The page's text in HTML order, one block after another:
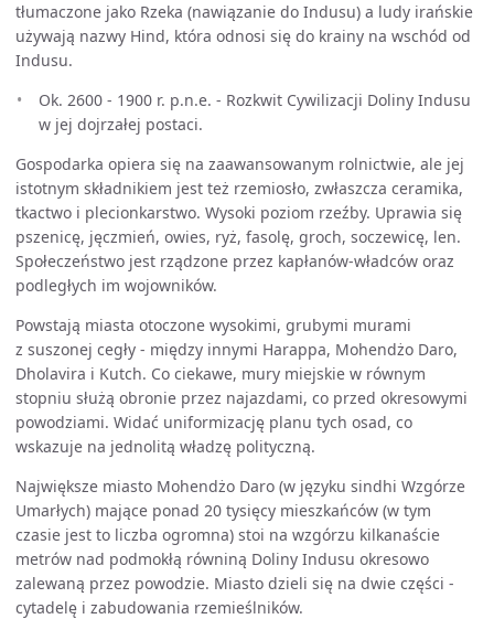
tłumaczone jako Rzeka (nawiązanie do Indusu) a ludy irańskie
używają nazwy Hind, która odnosi się do krainy na wschód od
Indusu.
Ok. 2600 - 1900 r. p.n.e. - Rozkwit Cywilizacji Doliny Indusu
w jej dojrzałej postaci.
Gospodarka opiera się na zaawansowanym rolnictwie, ale jej
istotnym składnikiem jest też rzemiosło, zwłaszcza ceramika,
tkactwo i plecionkarstwo. Wysoki poziom rzeźby. Uprawia się
pszenicę, jęczmień, owies, ryż, fasolę, groch, soczewicę, len.
Społeczeństwo jest rządzone przez kapłanów-władców oraz
podległych im wojowników.
Powstają miasta otoczone wysokimi, grubymi murami
z suszonej cegły - między innymi Harappa, Mohendżo Daro,
Dholavira i Kutch. Co ciekawe, mury miejskie w równym
stopniu służą obronie przez najazdami, co przed okresowymi
powodziami. Widać uniformizację planu tych osad, co
wskazuje na jednolitą władzę polityczną.
Największe miasto Mohendżo Daro (w języku sindhi Wzgórze
Umarłych) mające ponad 20 tysięcy mieszkańców (w tym
czasie jest to liczba ogromna) stoi na wzgórzu kilkanaście
metrów nad podmokłą równiną Doliny Indusu okresowo
zalewaną przez powodzie. Miasto dzieli się na dwie części -
cytadelę i zabudowania rzemieślników.